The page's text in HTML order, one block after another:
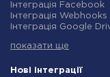
Інтеграція Facebook
Інтеграція Webhooks
Інтеграція Google
Інтеграція Gmail
Інтеграція Rozetka
показати ще
Нові інтеграції